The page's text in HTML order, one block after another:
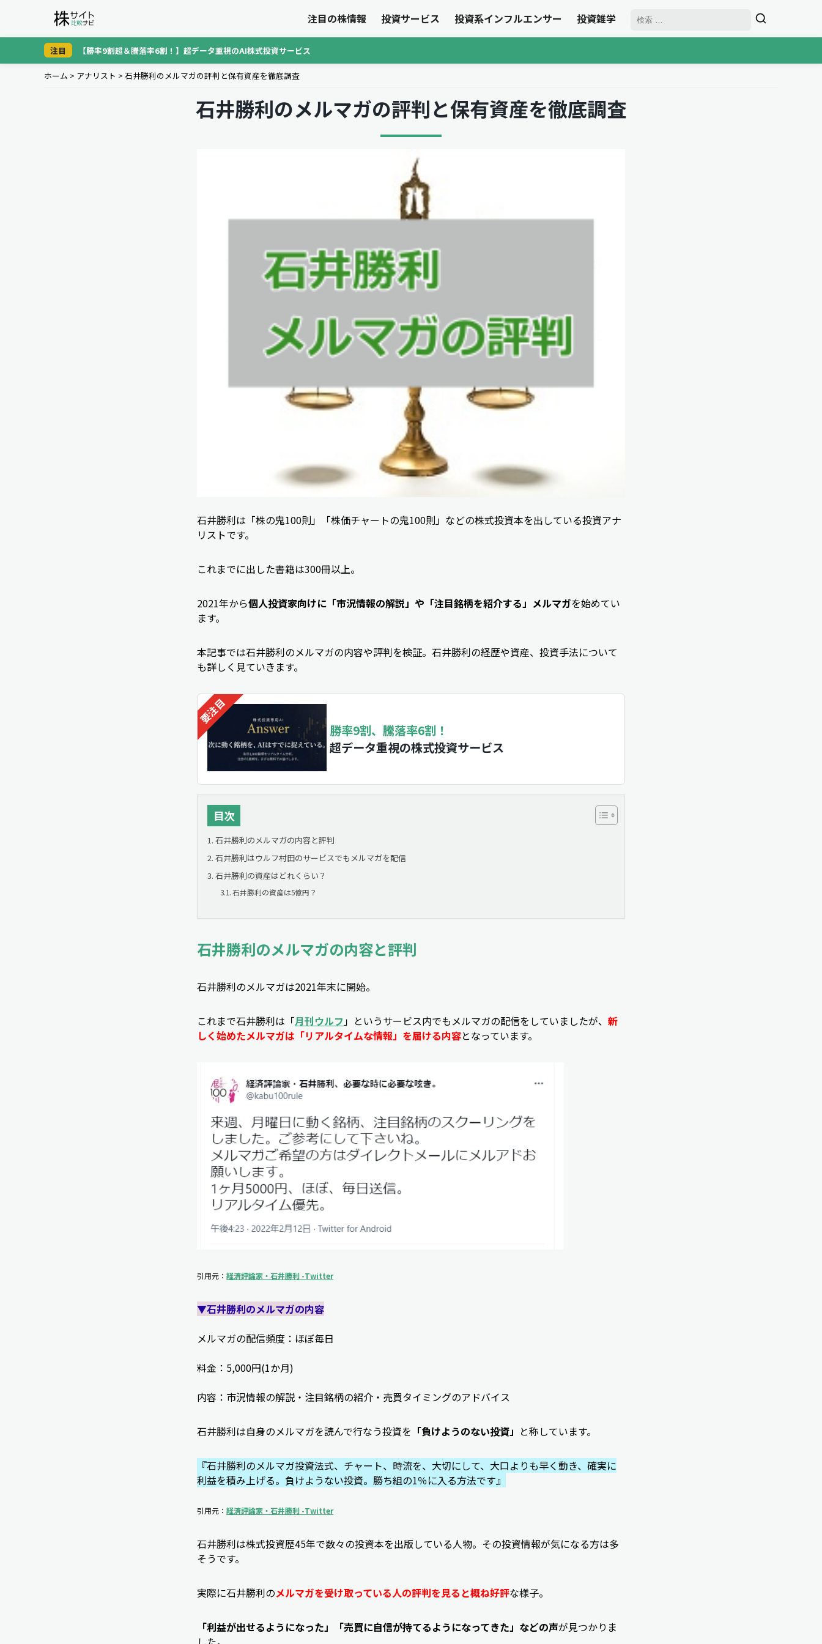
注目の株情報 投資サービス 投資系インフルエンサー 投資雑学
注目 【勝率9割超＆騰落率6割！】超データ重視のAI株式投資サービス
ホーム > アナリスト > 石井勝利のメルマガの評判と保有資産を徹底調査
石井勝利のメルマガの評判と保有資産を徹底調査
石井勝利は「株の鬼100則」「株価チャートの鬼100則」などの株式投資本を出している投資アナ
リストです。
これまでに出した書籍は300冊以上。
2021年から個人投資家向けに「市況情報の解説」や「注目銘柄を紹介する」メルマガを始めてい
ます。
本記事では石井勝利のメルマガの内容や評判を検証。石井勝利の経歴や資産、投資手法について
も詳しく見ていきます。
勝率9割、騰落率6割！
超データ重視の株式投資サービス
目次
石井勝利のメルマガの内容と評判
石井勝利はウルフ村田のサービスでもメルマガを配信
石井勝利の資産はどれくらい？
石井勝利の資産は5億円？
石井勝利のメルマガの内容と評判
石井勝利のメルマガは2021年末に開始。
これまで石井勝利は「月刊ウルフ 」というサービス内でもメルマガの配信をしていましたが、 新
しく始めたメルマガは「リアルタイムな情報」を届ける内容となっています。
引用元： 経済評論家・石井勝利 -Twitter
▼石井勝利のメルマガの内容
メルマガの配信頻度：ほぼ毎日
料金：5,000円(1か月)
内容：市況情報の解説・注目銘柄の紹介・売買タイミングのアドバイス
石井勝利は自身のメルマガを読んで行なう投資を 「負けようのない投資」 と称しています。
『石井勝利のメルマガ投資法式、チャート、時流を、大切にして、大口よりも早く動き、確実に
利益を積み上げる。負けようない投資。勝ち組の1％に入る方法です』
引用元： 経済評論家・石井勝利 -Twitter
石井勝利は株式投資歴45年で数々の投資本を出版している人物。その投資情報が気になる方は多
そうです。
実際に石井勝利のメルマガを受け取っている人の評判を見ると概ね好評な様子。
「利益が出せるようになった」「売買に自信が持てるようになってきた」などの声が見つかりま